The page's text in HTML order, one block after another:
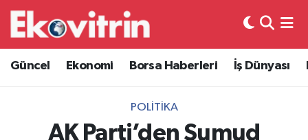
Güncel Ekonomi Borsa Haberleri İş Dünyası
POLITIKA
AK Parti’den Sumud
Güncel
Ekonomi
Borsa Haberleri
Hava Durumu
Trafik Durumu
Süper Lig Puan Durumu ve Fikstür